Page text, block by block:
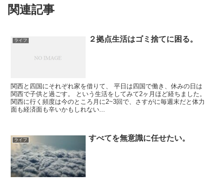
関連記事
ライフ ２拠点生活はゴミ捨てに困る。
関西と四国にそれぞれ家を借りて、 平日は四国で働き、休みの日は
関西で子供と過ごす。 という生活をしてみて2ヶ月ほど経ちました。
関西に行く頻度は今のところ月に2~3回で、さすがに毎週末だと体力
面も経済面も辛いかもしれない...
ライフ すべてを無意識に任せたい。